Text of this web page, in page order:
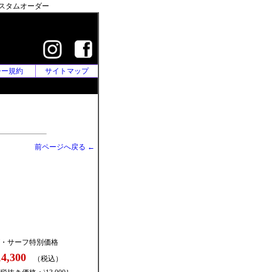
タムオーダー
規約
サイトマップ
前ページへ戻る ←
サーフ特別価格
（税込）